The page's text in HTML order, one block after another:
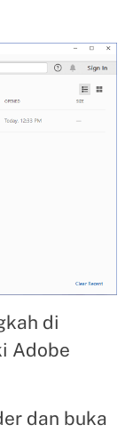
di
Adobe
dan buka